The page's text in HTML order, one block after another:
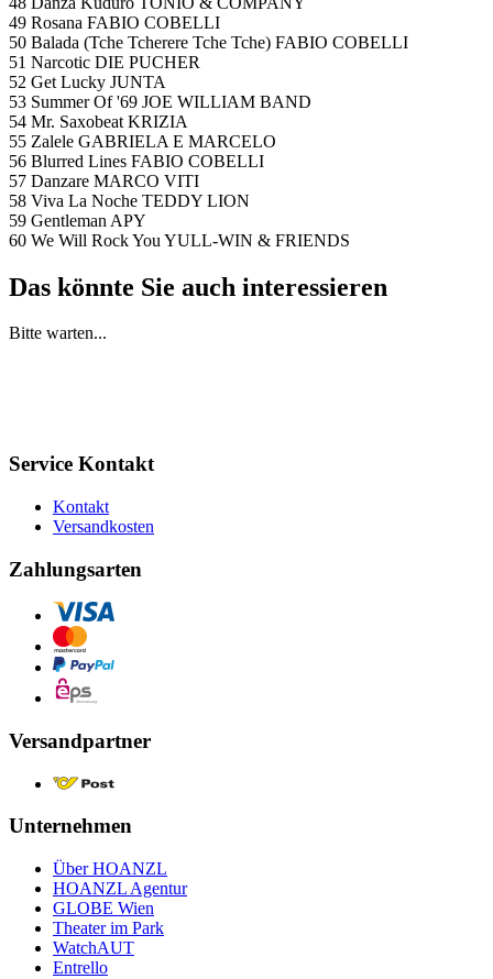
49 Rosana FABIO COBELLI
50 Balada (Tche Tcherere Tche Tche) FABIO COBELLI
51 Narcotic DIE PUCHER
52 Get Lucky JUNTA
53 Summer Of '69 JOE WILLIAM BAND
54 Mr. Saxobeat KRIZIA
55 Zalele GABRIELA E MARCELO
56 Blurred Lines FABIO COBELLI
57 Danzare MARCO VITI
58 Viva La Noche TEDDY LION
59 Gentleman APY
60 We Will Rock You YULL-WIN & FRIENDS
Das könnte Sie auch interessieren
Bitte warten...
Service Kontakt
Kontakt
Versandkosten
Zahlungsarten
Versandpartner
Unternehmen
Über HOANZL
HOANZL Agentur
GLOBE Wien
Theater im Park
WatchAUT
Entrello